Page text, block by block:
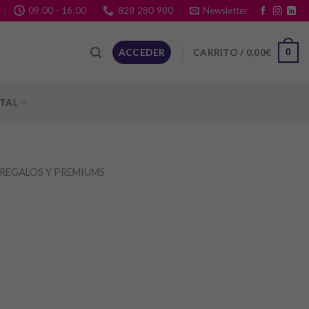
09:00 - 16:00 828 280 980 Newsletter
ACCEDER CARRITO / 0,00€ 0
REGALOS Y PREMIUMS